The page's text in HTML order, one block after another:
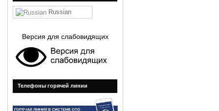
Russian
Версия для слабовидящих
Телефоны горячей линии